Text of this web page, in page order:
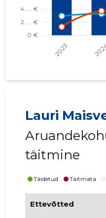
Lauri
täitmine
Täidetud Täitmata
Ettevõtted